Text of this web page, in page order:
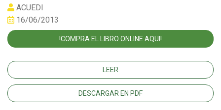
ACUEDI
16/06/2013
!COMPRA EL LIBRO ONLINE AQUI!
LEER
DESCARGAR EN PDF